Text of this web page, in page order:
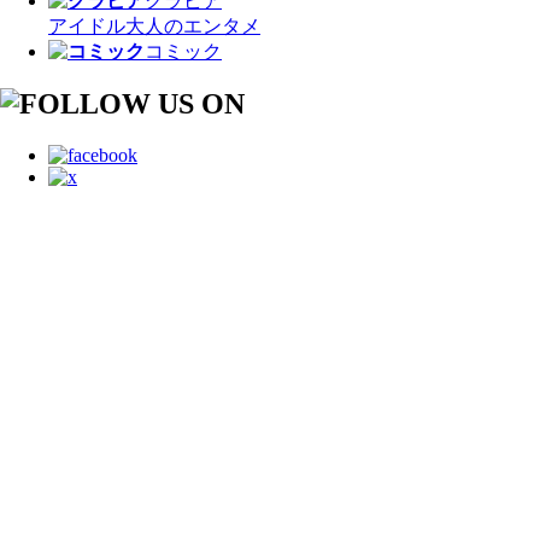
アイドル大人のエンタメ
コミック